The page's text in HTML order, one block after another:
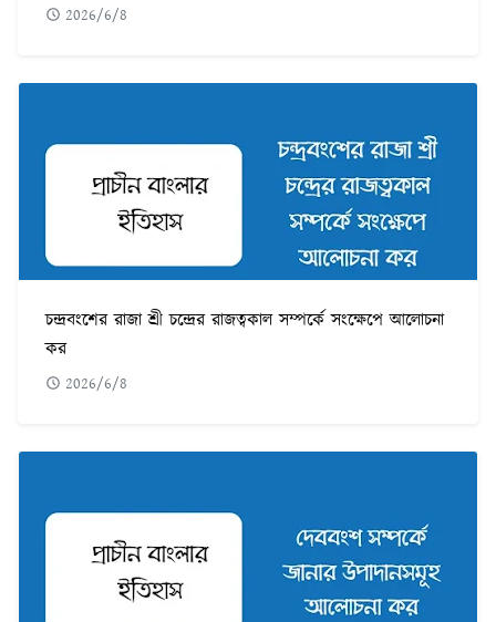
2026/6/8
চন্দ্রবংশের রাজা শ্রী চন্দ্রের রাজত্বকাল সম্পর্কে সংক্ষেপে আলোচনা
কর
2026/6/8